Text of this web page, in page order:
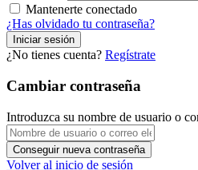
Mantenerte conectado
¿Has olvidado tu contraseña?
¿No tienes cuenta? Regístrate
Cambiar contraseña
Introduzca su nombre de usuario o
Volver al inicio de sesión